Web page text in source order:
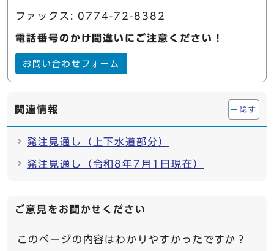
ファックス: 0774-72-8382
電話番号のかけ間違いにご注意ください！
お問い合わせフォーム
関連情報 隠す
発注見通し（上下水道部分）
発注見通し（令和8年7月1日現在）
ご意見をお聞かせください
このページの内容はわかりやすかったですか？